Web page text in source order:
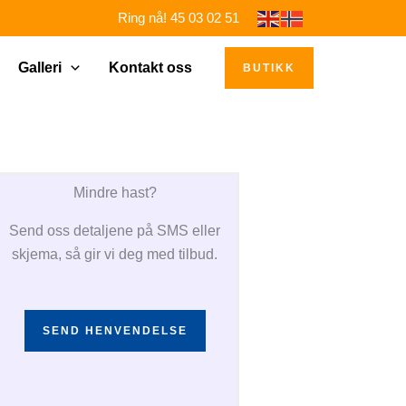
Ring nå! 45 03 02 51
Galleri Kontakt oss BUTIKK
Mindre hast?
Send oss detaljene på SMS eller
skjema, så gir vi deg med tilbud.
SEND HENVENDELSE